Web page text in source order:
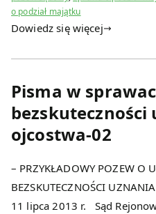
o podział majątku
Dowiedz się więcej
Pisma w
bezskuteczności
ojcostwa-02
– PRZYKŁADOWY POZEW O
BEZSKUTECZNOŚCI
11 lipca 2013 r. Sąd